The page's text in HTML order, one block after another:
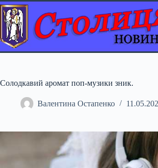
Перейти
до
вмісту
Солодкавий аромат поп-музики зник.
Валентина Остапенко